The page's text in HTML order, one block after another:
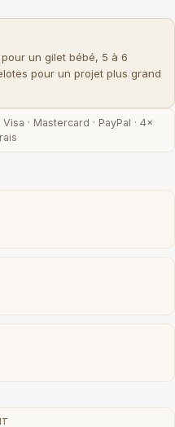
un gilet bébé, 5 à 6
pour un projet plus grand
· Mastercard · PayPal · 4×